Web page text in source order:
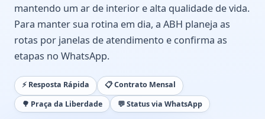
mantendo um ar de interior e alta qualidade de vida.
Para manter sua rotina em dia, a ABH planeja as
rotas por janelas de atendimento e confirma as
etapas no WhatsApp.
⚡ Resposta Rápida
📋 Contrato Mensal
🌳 Praça da Liberdade
💬 Status via WhatsApp